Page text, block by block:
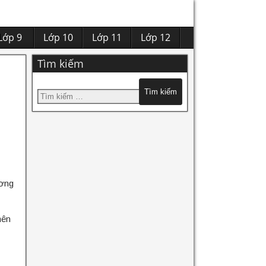
9 Lớp 10 Lớp 11 Lớp 12
Tìm kiếm